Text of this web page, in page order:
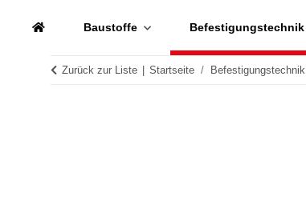
Baustoffe Befestigungstechnik
Zurück zur Liste Startseite Befestigungstechnik